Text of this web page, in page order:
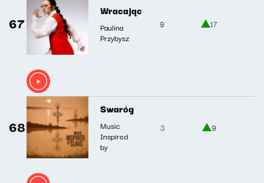
67
Wracając
Paulina
Przybysz
9 17
68
Swaróg
Music
Inspired
by
3 9